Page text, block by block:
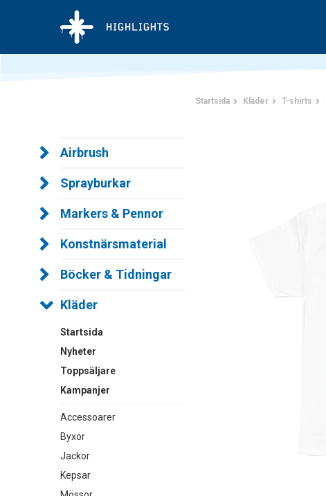
Airbrush
Sprayburkar
Markers & Pennor
Konstnärsmaterial
Böcker & Tidningar
Kläder
Startsida
Nyheter
Toppsäljare
Kampanjer
Accessoarer
Byxor
Jackor
Kepsar
Startsida Kläder T-shirts